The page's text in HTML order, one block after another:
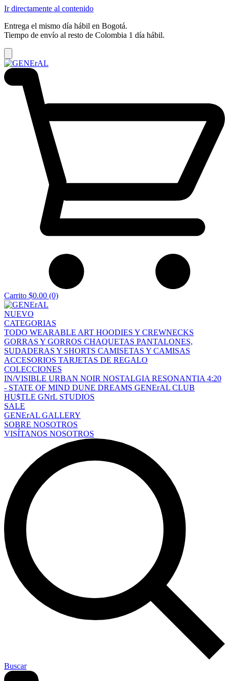
Ir directamente al contenido
Entrega el mismo día hábil en Bogotá.
Tiempo de envío al resto de Colombia 1 día hábil.
Carrito $0.00 (0)
NUEVO
CATEGORIAS
TODO WEARABLE ART HOODIES Y CREWNECKS
GORRAS Y GORROS CHAQUETAS PANTALONES,
SUDADERAS Y SHORTS CAMISETAS Y CAMISAS
ACCESORIOS TARJETAS DE REGALO
COLECCIONES
IN/VISIBLE URBAN NOIR NOSTALGIA RESONANTIA 4:20
- STATE OF MIND DUNE DREAMS GENErAL CLUB
HU$TLE GNrL STUDIOS
SALE
GENErAL GALLERY
SOBRE NOSOTROS
VISÍTANOS NOSOTROS
Buscar